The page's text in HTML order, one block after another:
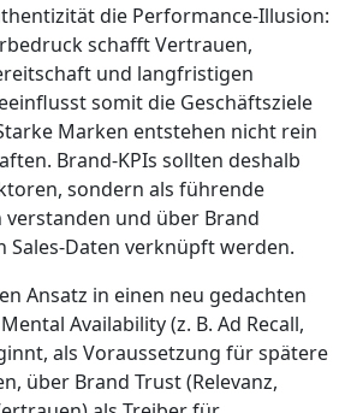
die Performance-Illusion:
schafft Vertrauen,
und langfristigen
somit die Geschäftsziele
Marken entstehen nicht rein
Brand-KPIs sollten deshalb
sondern als führende
und über Brand
Sales-Daten verknüpft werden.
Ansatz in einen neu gedachten
Availability (z. B. Ad Recall,
als Voraussetzung für spätere
über Brand Trust (Relevanz,